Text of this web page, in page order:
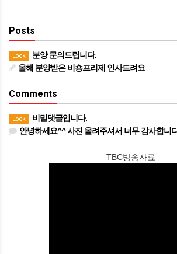
Posts
Lock 분양 문의드립니다.
올해 분양받은 비숑프리제 인사드려요
Comments
Lock 비밀댓글입니다.
안녕하세요^^ 사진 올려주셔서 너무 감사합니다. 강아지도 너무 행복해보이네요 늘 행복하시길 바랍니다! 감사
TBC방송자료